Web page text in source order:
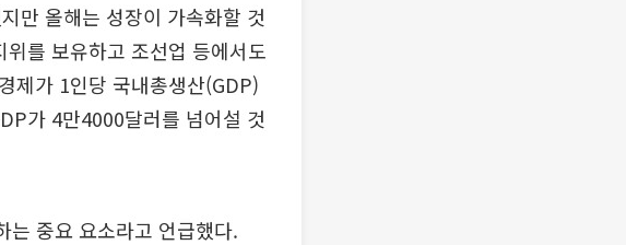
만 올해는 성장이 가속화할 것
를 보유하고 조선업 등에서도
제가 1인당 국내총생산(GDP)
가 4만4000달러를 넘어설 것
는 중요 요소라고 언급했다.